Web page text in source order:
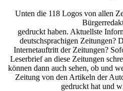
Unten die 118 Logos von allen
gedruckt haben. Aktuellste
deutschsprachigen Zeitungen?
Internetauftritt der Zeitungen?
Leserbrief an diese Zeitungen
können dann auch sehen, ob und
Zeitung von den Artikeln der
gedruckt hat und